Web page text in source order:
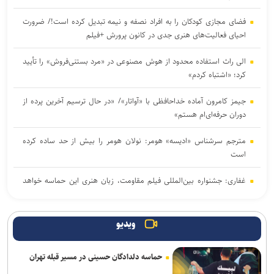
فضای مجازی کودکان را به افراد نصفه و نیمه تبدیل کرده است!/ ضرورت
احیای فعالیت‌های هنری جدی در کانون پرورش +فیلم
الی راث استفاده محدود از هوش مصنوعی در «مرد بستنی‌فروش» را تأیید
کرد؛ «اشتباه کردم»
جیمز کامرون آماده خداحافظی با «آواتار»/ «در حال ترسیم آخرین پرده از
دوران حرفه‌ای‌ام هستم»
مترجم سرشناس «ادیسه» هومر: نولان هومر را بیش از حد ساده کرده
است
غفاری: جشنواره بین‌المللی فیلم مقاومت، زبان هنری این حماسه خواهد
درخشش «مرد آرام» در جشنواره ایماگو ایتالیا
برگزاری دوره «آشنایی با فیلمسازی» در انجمن سینمای جوانان ایران
ویدیو
حماسه دلدادگان حسینی در مسیر قبله تهران